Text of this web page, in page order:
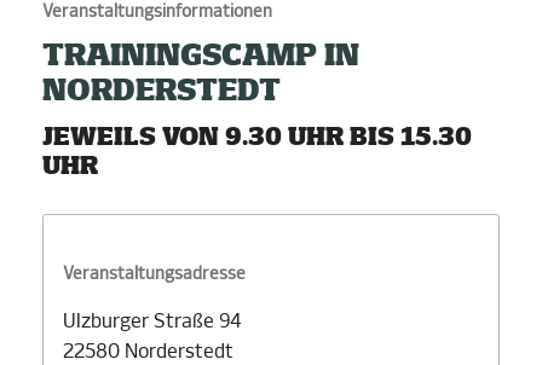
Veranstaltungsinformationen
TRAININGSCAMP IN
NORDERSTEDT
JEWEILS VON 9.30 UHR BIS 15.30
UHR
Veranstaltungsadresse
Ulzburger Straße 94
22580 Norderstedt